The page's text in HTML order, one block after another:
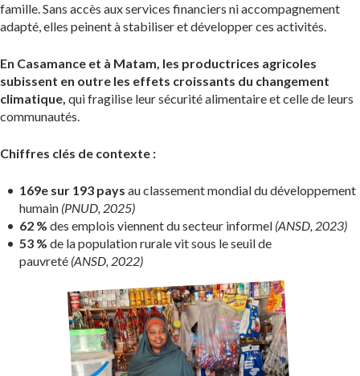
famille. Sans accès aux services financiers ni accompagnement
adapté, elles peinent à stabiliser et développer ces activités.
En Casamance et à Matam, les productrices agricoles
subissent en outre les effets croissants du changement
climatique, qui fragilise leur sécurité alimentaire et celle de leurs
communautés.
Chiffres clés de contexte :
169e sur 193 pays au classement mondial du développement
humain (PNUD, 2025)
62 % des emplois viennent du secteur informel (ANSD, 2023)
53 % de la population rurale vit sous le seuil de
pauvreté (ANSD, 2022)